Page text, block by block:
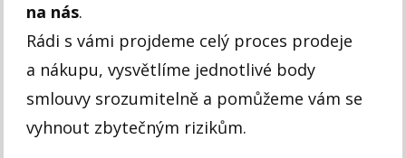
na nás.
Rádi s vámi projdeme celý proces prodeje
a nákupu, vysvětlíme jednotlivé body
smlouvy srozumitelně a pomůžeme vám se
vyhnout zbytečným rizikům.